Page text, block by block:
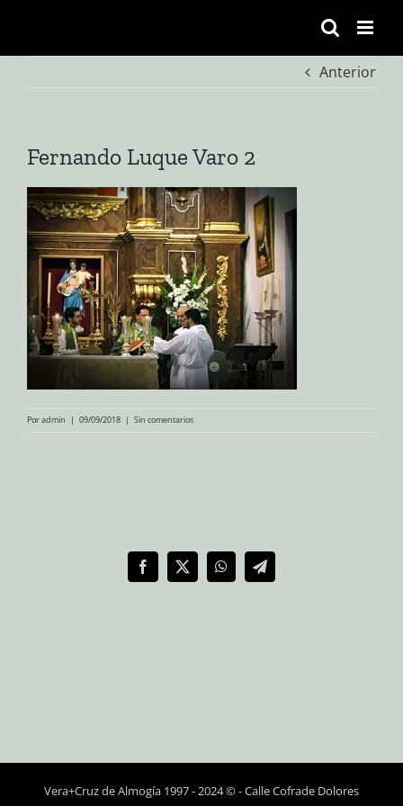
contenido
Anterior
Fernando Luque Varo 2
Poradmin | 09/09/2018 | Sin comentarios
Facebook
X WhatsAppTelegram
Vera+Cruz de Almogía 1997 - 2024 © - Calle Cofrade Dolores